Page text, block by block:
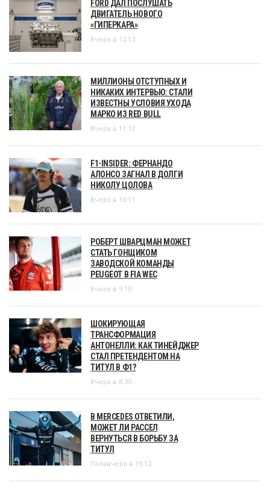
FORD ДАЛ ПОСЛУШАТЬ
ДВИГАТЕЛЬ НОВОГО
«ГИПЕРКАРА»
Вчера в 12:13
МИЛЛИОНЫ ОТСТУПНЫХ И
НИКАКИХ ИНТЕРВЬЮ: СТАЛИ
ИЗВЕСТНЫ УСЛОВИЯ УХОДА
МАРКО ИЗ RED BULL
Вчера в 11:12
F1-INSIDER: ФЕРНАНДО
АЛОНСО ЗАГНАЛ В ДОЛГИ
НИКОЛУ ЦОЛОВА
Вчера в 10:11
РОБЕРТ ШВАРЦМАН МОЖЕТ
СТАТЬ ГОНЩИКОМ
ЗАВОДСКОЙ КОМАНДЫ
PEUGEOT В FIA WEC
Вчера в 9:10
ШОКИРУЮЩАЯ
ТРАНСФОРМАЦИЯ
АНТОНЕЛЛИ: КАК ТИНЕЙДЖЕР
СТАЛ ПРЕТЕНДЕНТОМ НА
ТИТУЛ В Ф1?
Вчера в 8:30
В MERCEDES ОТВЕТИЛИ,
МОЖЕТ ЛИ РАССЕЛ
ВЕРНУТЬСЯ В БОРЬБУ ЗА
ТИТУЛ
Позавчера в 19:12